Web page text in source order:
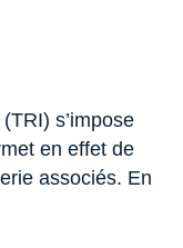
s’impose
en effet de
associés. En